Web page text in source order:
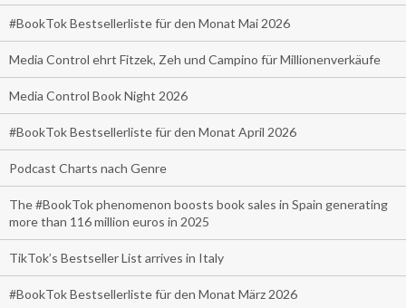
#BookTok Bestsellerliste für den Monat Mai 2026
Media Control ehrt Fitzek, Zeh und Campino für Millionenverkäufe
Media Control Book Night 2026
#BookTok Bestsellerliste für den Monat April 2026
Podcast Charts nach Genre
The #BookTok phenomenon boosts book sales in Spain generating
more than 116 million euros in 2025
TikTok’s Bestseller List arrives in Italy
#BookTok Bestsellerliste für den Monat März 2026